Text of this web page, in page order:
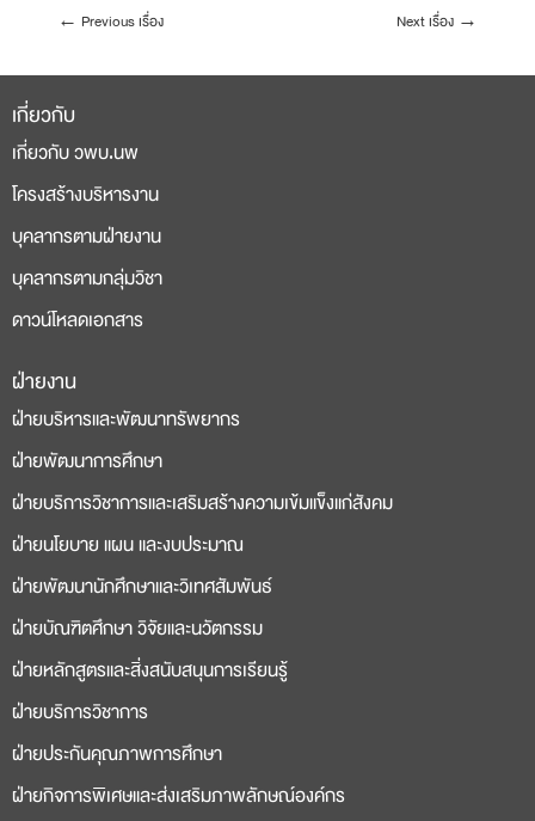
← Previous เรื่อง Next เรื่อง →
เกี่ยวกับ
เกี่ยวกับ วพบ.นพ
โครงสร้างบริหารงาน
บุคลากรตามฝ่ายงาน
บุคลากรตามกลุ่มวิชา
ดาวน์โหลดเอกสาร
deneme
bonusu
casino
siteleri
ฝ่ายงาน
ฝ่ายบริหารและพัฒนาทรัพยากร
ฝ่ายพัฒนาการศึกษา
ฝ่ายบริการวิชาการและเสริมสร้างความเข้มแข็งแก่สังคม
ฝ่ายนโยบาย แผน และงบประมาณ
ฝ่ายพัฒนานักศึกษาและวิเทศสัมพันธ์
ฝ่ายบัณฑิตศึกษา วิจัยและนวัตกรรม
ฝ่ายหลักสูตรและสิ่งสนับสนุนการเรียนรู้
ฝ่ายบริการวิชาการ
ฝ่ายประกันคุณภาพการศึกษา
ฝ่ายกิจการพิเศษและส่งเสริมภาพลักษณ์องค์กร